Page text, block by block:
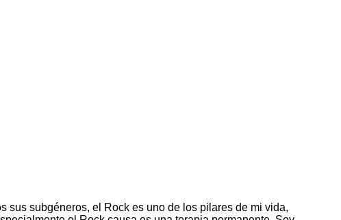
sus subgéneros, el Rock es uno de los pilares de mi vida,